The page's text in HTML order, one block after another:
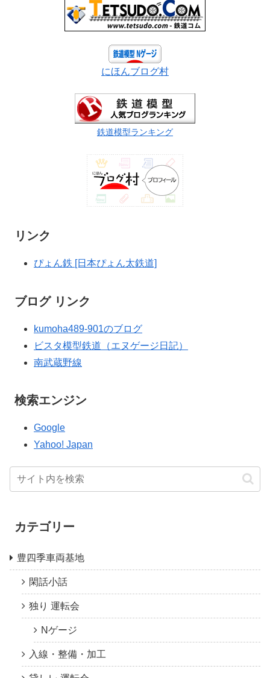
にほんブログ村
鉄道模型ランキング
リンク
ぴょん鉄 [日本ぴょん太鉄道]
ブログ リンク
kumoha489-901のブログ
ビスタ模型鉄道（エヌゲージ日記）
南武蔵野線
検索エンジン
Google
Yahoo! Japan
カテゴリー
豊四季車両基地
閑話小話
独り 運転会
Nゲージ
入線・整備・加工